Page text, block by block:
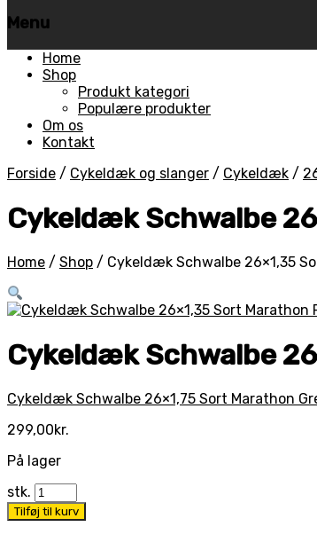
Menu
Skip
Home
Shop
Produkt kategori
Populære produkter
Om os
Kontakt
Forside / Cykeldæk og slanger / Cykeldæk /
Cykeldæk Schwalbe
Home / Shop / Cykeldæk Schwalbe 26×1,35
Cykeldæk Schwalbe
Cykeldæk Schwalbe 26×1,75 Sort Marathon
299,00kr.
På lager
stk.
Tilføj til kurv